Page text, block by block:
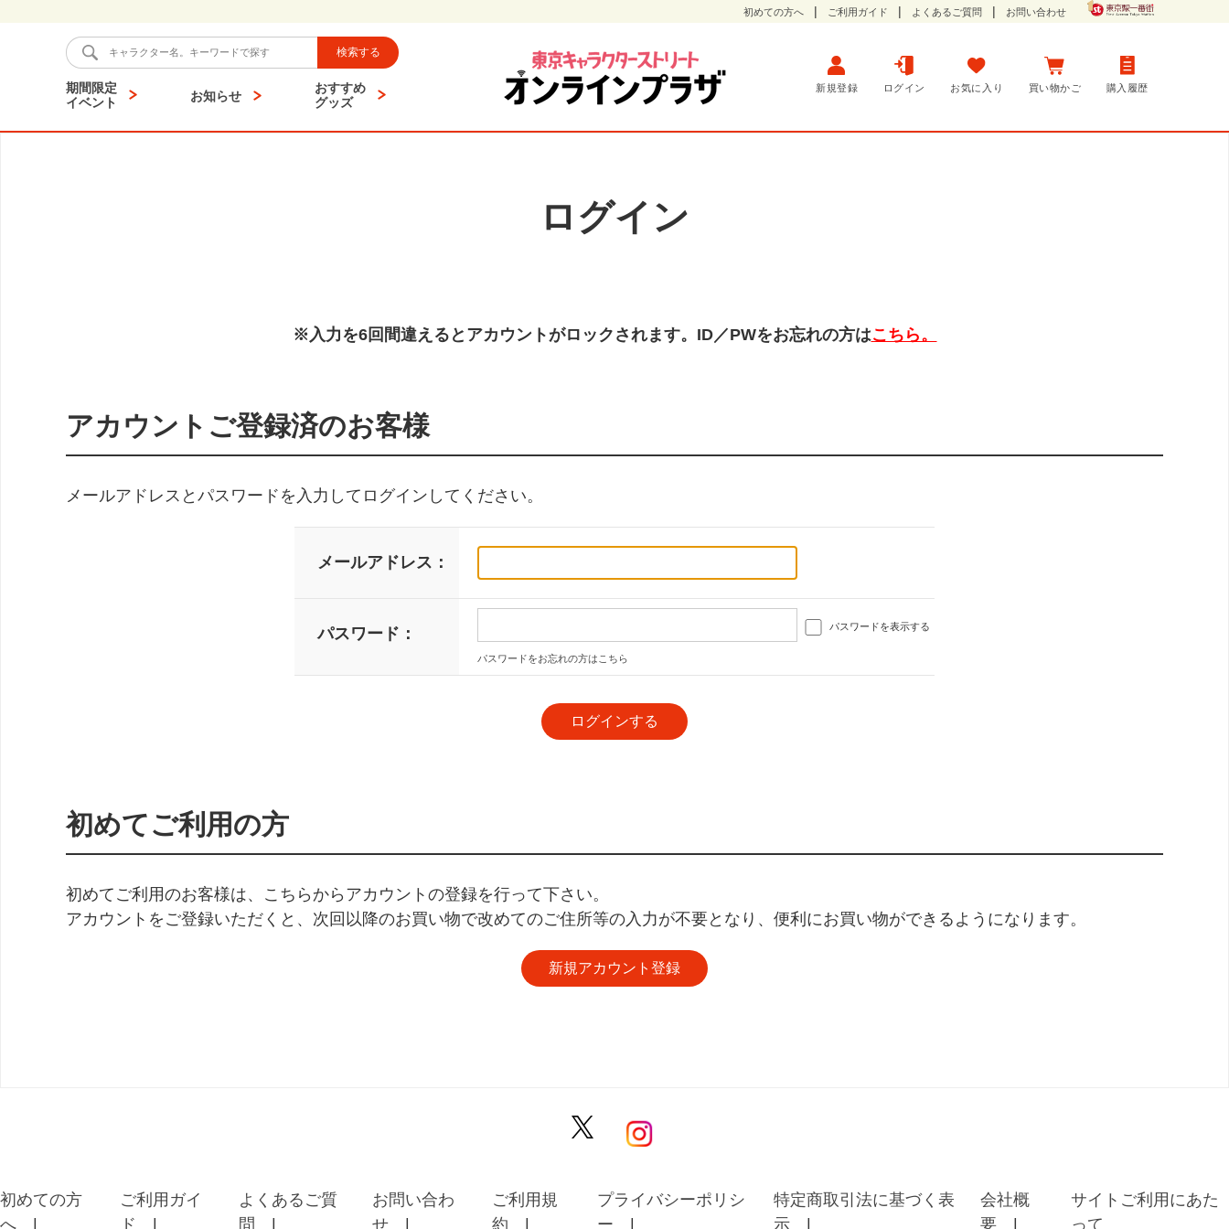
初めての方へ ご利用ガイド よくあるご質問 お問い合わせ
検索する
期間限定
イベント
お知らせ
おすすめ
グッズ
新規登録 ログイン お気に入り 買い物かご 購入履歴
ログイン
※入力を6回間違えるとアカウントがロックされます。ID／PWをお忘れの方はこちら。
アカウントご登録済のお客様
メールアドレスとパスワードを入力してログインしてください。
メールアドレス：
パスワード： パスワードを表示する
パスワードをお忘れの方はこちら
初めてご利用の方
初めてご利用のお客様は、こちらからアカウントの登録を行って下さい。
アカウントをご登録いただくと、次回以降のお買い物で改めてのご住所等の入力が不要となり、便利にお買い物ができるようになります。
初めての方
へ
ご利用ガイ
ド
よくあるご質
問
お問い合わ
せ
ご利用規
約
プライバシーポリシ
ー
特定商取引法に基づく表
示
会社概
要
サイトご利用にあた
って